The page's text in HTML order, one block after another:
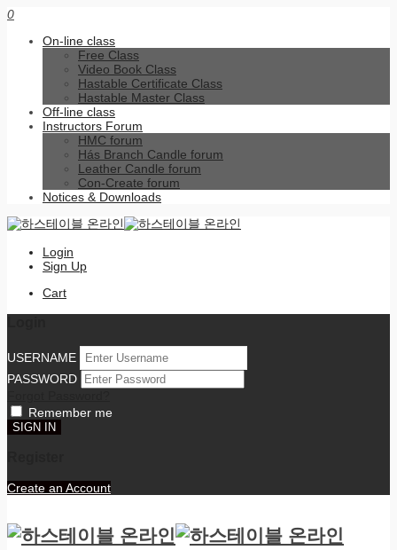
0
On-line class
Free Class
Video Book Class
Hastable Certificate Class
Hastable Master Class
Off-line class
Instructors Forum
HMC forum
Hás Branch Candle forum
Leather Candle forum
Con-Create forum
Notices & Downloads
Login
Sign Up
Cart
USERNAME
PASSWORD
Remember me
Create an Account